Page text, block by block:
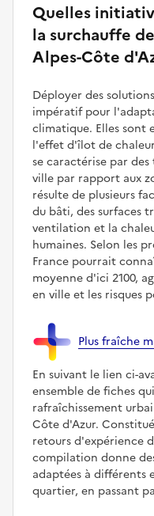
Quelles
la surchauffe
Alpes-Côte
Déployer des
impératif pour
climatique. Elles sont
l'effet d'îlot de
se caractérise par
ville par rapport aux
résulte de plusieurs
du bâti, des surfaces
ventilation et la
humaines. Selon les
France pourrait
moyenne d'ici 2100,
en ville et les risques
Plus fraîche
En suivant le lien ci-
ensemble de fiches
rafraîchissement
Côte d'Azur.
retours d'expérience
compilation donne
adaptées à différents
quartier, en passant